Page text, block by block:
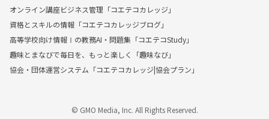
オンライン講座ビジネス管理「コエテコカレッジ」
資格とスキルの情報「コエテコカレッジブログ」
高等学校向け情報Ⅰの教務AI・問題集「コエテコStudy」
趣味とまなびで毎日を、もっと楽しく「趣味なび」
協会・団体運営システム「コエテコカレッジ|協会プラン」
© GMO Media, Inc. All Rights Reserved.